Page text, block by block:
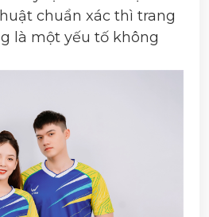
chuẩn xác thì trang
là một yếu tố không